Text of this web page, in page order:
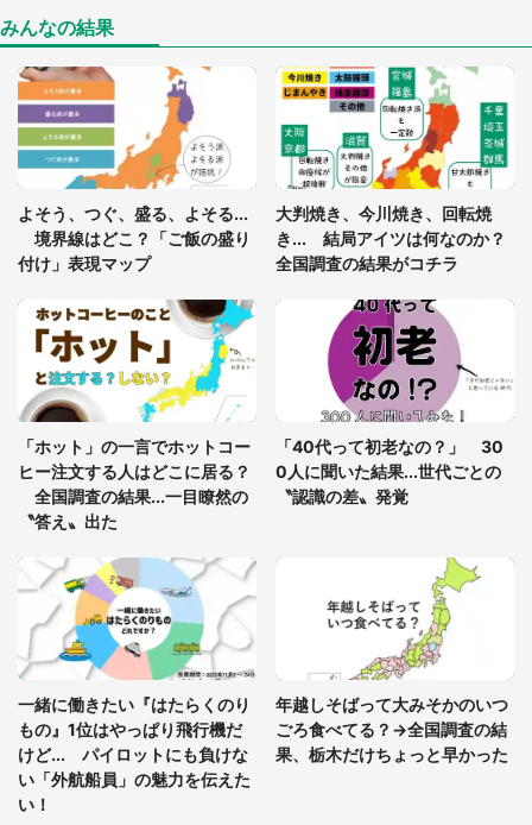
「閉所恐怖症の私は新幹線で大パニック。隣席の青
年に『手を繋いで』とお願いしたら...」 体験談に
8万人感動
グっちゃってた〝野生の野菜〟に6.5万人戦慄
「○○がない街に住んでいます」住人の呟きに30万
人驚がく 何が存在しないか、あなたはわかる？
「修学旅行に途中参加する娘を送って行ったら、真
っ暗な道で遭難状態。なんとか見つけた民家に助け
を求めると、住人の男性が...」
みんなの結果
よそう、つぐ、盛る、よそる...
境界線はどこ？「ご飯の盛り
付け」表現マップ
大判焼き、今川焼き、回転焼
き... 結局アイツは何なのか？
全国調査の結果がコチラ
「ホット」の一言でホットコー
ヒー注文する人はどこに居る？
全国調査の結果...一目瞭然の
〝答え〟出た
「40代って初老なの？」 30
0人に聞いた結果...世代ごとの
〝認識の差〟発覚
一緒に働きたい『はたらくのり
もの』1位はやっぱり飛行機だ
けど... パイロットにも負けな
い「外航船員」の魅力を伝えた
い！
年越しそばって大みそかのいつ
ごろ食べてる？→全国調査の結
果、栃木だけちょっと早かった